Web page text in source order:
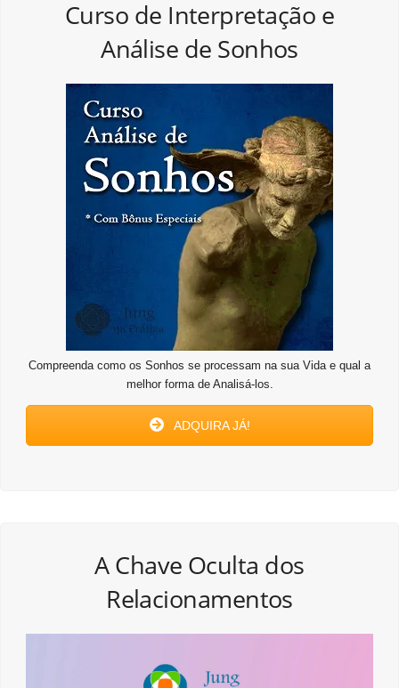
Curso de Interpretação e
Análise de Sonhos
Compreenda como os Sonhos se processam na sua Vida e qual a
melhor forma de Analisá-los.
ADQUIRA JÁ!
A Chave Oculta dos
Relacionamentos